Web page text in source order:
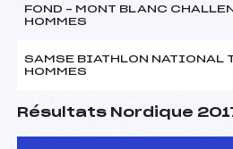
FOND – MONT BLANC
HOMMES
SAMSE BIATHLON NATIONAL
HOMMES
Résultats Nordique